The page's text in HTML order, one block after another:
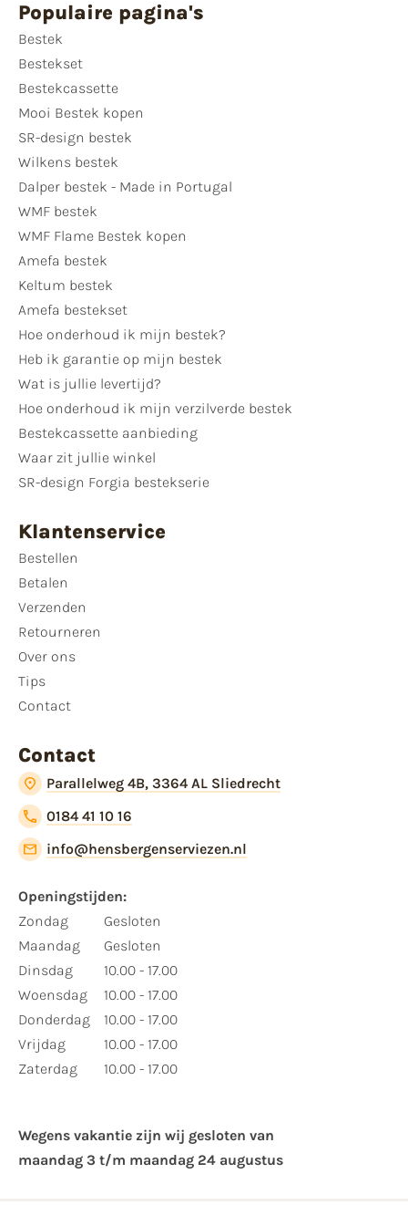
Populaire pagina's
Bestek
Bestekset
Bestekcassette
Mooi Bestek kopen
SR-design bestek
Wilkens bestek
Dalper bestek - Made in Portugal
WMF bestek
WMF Flame Bestek kopen
Amefa bestek
Keltum bestek
Amefa bestekset
Hoe onderhoud ik mijn bestek?
Heb ik garantie op mijn bestek
Wat is jullie levertijd?
Hoe onderhoud ik mijn verzilverde bestek
Bestekcassette aanbieding
Waar zit jullie winkel
SR-design Forgia bestekserie
Klantenservice
Bestellen
Betalen
Verzenden
Retourneren
Over ons
Tips
Contact
Contact
Parallelweg 4B, 3364 AL Sliedrecht
0184 41 10 16
info@hensbergenserviezen.nl
Openingstijden:
Zondag
Maandag
Dinsdag
Woensdag
Donderdag
Vrijdag
Zaterdag
Gesloten
Gesloten
10.00 - 17.00
10.00 - 17.00
10.00 - 17.00
10.00 - 17.00
10.00 - 17.00
Wegens vakantie zijn wij gesloten van ​
maandag 3 t/m maandag 24 augustus